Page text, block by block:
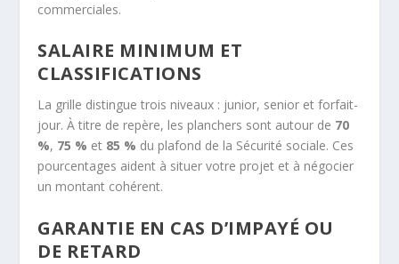
commerciales.
SALAIRE MINIMUM ET
CLASSIFICATIONS
La grille distingue trois niveaux : junior, senior et forfait-
jour. À titre de repère, les planchers sont autour de 70
%, 75 % et 85 % du plafond de la Sécurité sociale. Ces
pourcentages aident à situer votre projet et à négocier
un montant cohérent.
GARANTIE EN CAS D’IMPAYÉ OU
DE RETARD